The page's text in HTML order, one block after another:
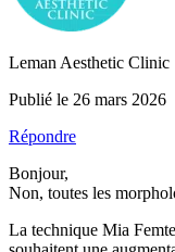
Leman Aesthetic Clinic
Publié le 26 mars 2026
Répondre
Bonjour,
Non, toutes les
La technique Mia